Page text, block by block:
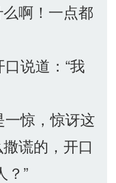
啊！一点都
说道：“我
惊，惊讶这
谎的，开口
？”